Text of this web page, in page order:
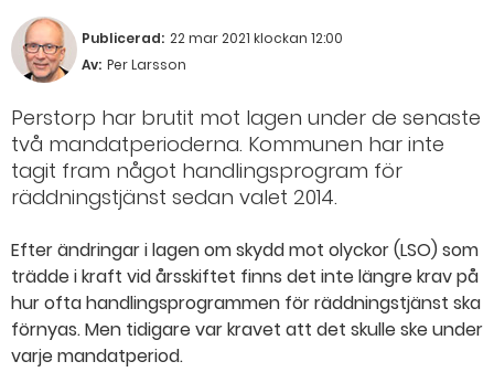
Publicerad: 22 mar 2021 klockan 12:00
Av: Per Larsson
Perstorp har brutit mot lagen under de senaste
två mandatperioderna. Kommunen har inte
tagit fram något handlingsprogram för
räddningstjänst sedan valet 2014.
Efter ändringar i lagen om skydd mot olyckor (LSO) som
trädde i kraft vid årsskiftet finns det inte längre krav på
hur ofta handlingsprogrammen för räddningstjänst ska
förnyas. Men tidigare var kravet att det skulle ske under
varje mandatperiod.